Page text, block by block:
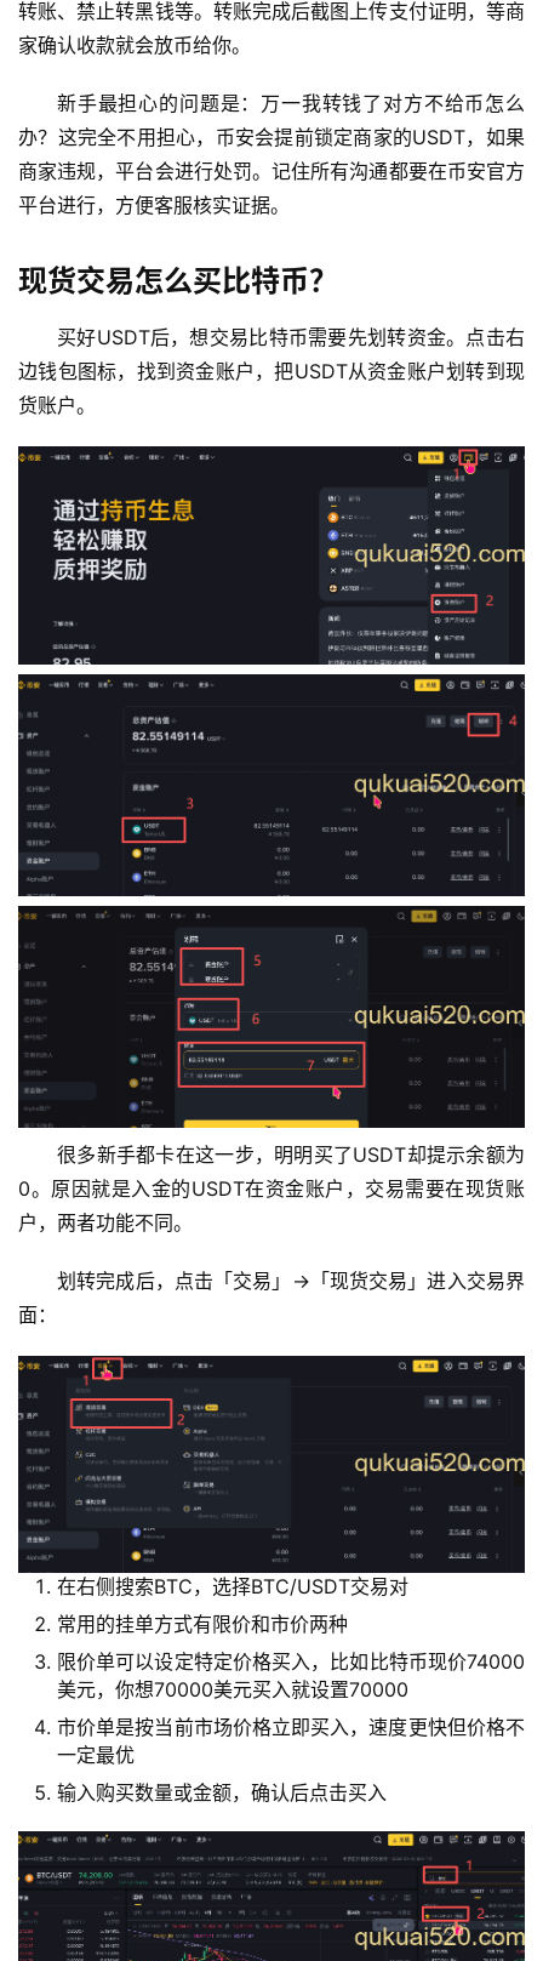
币
圈
行
情
析
圈
常
见
问
转账、禁止转黑钱等。转账完成后截图上传支付证明，等商
家确认收款就会放币给你。
新手最担心的问题是：万一我转钱了对方不给币怎么
办？这完全不用担心，币安会提前锁定商家的USDT，如果
商家违规，平台会进行处罚。记住所有沟通都要在币安官方
平台进行，方便客服核实证据。
现货交易怎么买比特币？
买好USDT后，想交易比特币需要先划转资金。点击右
边钱包图标，找到资金账户，把USDT从资金账户划转到现
货账户。
很多新手都卡在这一步，明明买了USDT却提示余额为
0。原因就是入金的USDT在资金账户，交易需要在现货账
户，两者功能不同。
划转完成后，点击「交易」→「现货交易」进入交易界
面：
在右侧搜索BTC，选择BTC/USDT交易对
常用的挂单方式有限价和市价两种
限价单可以设定特定价格买入，比如比特币现价74000
美元，你想70000美元买入就设置70000
市价单是按当前市场价格立即买入，速度更快但价格不
一定最优
输入购买数量或金额，确认后点击买入